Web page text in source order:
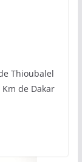
Thioubalel
de Dakar